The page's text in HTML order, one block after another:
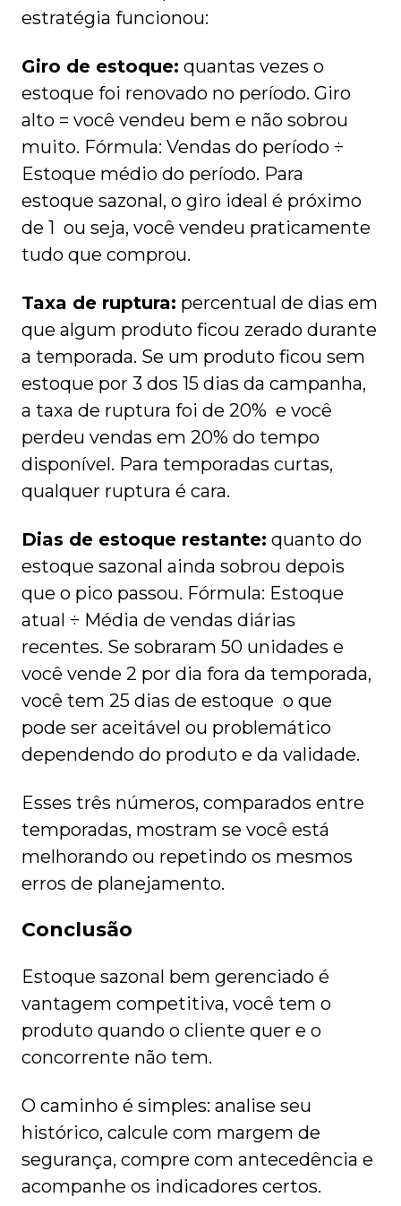
estratégia funcionou:
Giro de estoque: quantas vezes o
estoque foi renovado no período. Giro
alto = você vendeu bem e não sobrou
muito. Fórmula: Vendas do período ÷
Estoque médio do período. Para
estoque sazonal, o giro ideal é próximo
de 1 ou seja, você vendeu praticamente
tudo que comprou.
Taxa de ruptura: percentual de dias em
que algum produto ficou zerado durante
a temporada. Se um produto ficou sem
estoque por 3 dos 15 dias da campanha,
a taxa de ruptura foi de 20% e você
perdeu vendas em 20% do tempo
disponível. Para temporadas curtas,
qualquer ruptura é cara.
Dias de estoque restante: quanto do
estoque sazonal ainda sobrou depois
que o pico passou. Fórmula: Estoque
atual ÷ Média de vendas diárias
recentes. Se sobraram 50 unidades e
você vende 2 por dia fora da temporada,
você tem 25 dias de estoque o que
pode ser aceitável ou problemático
dependendo do produto e da validade.
Esses três números, comparados entre
temporadas, mostram se você está
melhorando ou repetindo os mesmos
erros de planejamento.
Conclusão
Estoque sazonal bem gerenciado é
vantagem competitiva, você tem o
produto quando o cliente quer e o
concorrente não tem.
O caminho é simples: analise seu
histórico, calcule com margem de
segurança, compre com antecedência e
acompanhe os indicadores certos.